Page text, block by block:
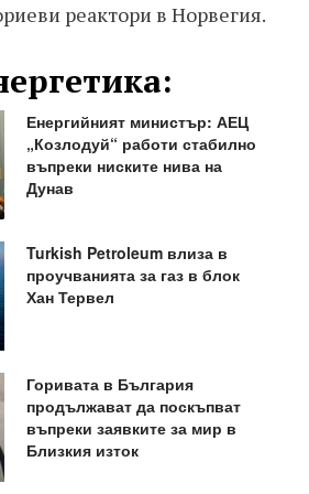
реактори в Норвегия.
Енергийният министър: АЕЦ
„Козлодуй“ работи стабилно
въпреки ниските нива на
Дунав
Turkish Petroleum влиза в
проучванията за газ в блок
Хан Тервел
Горивата в България
продължават да поскъпват
въпреки заявките за мир в
Близкия изток